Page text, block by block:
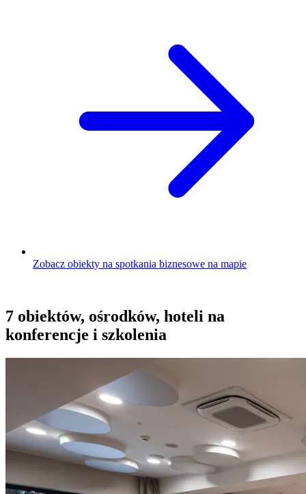
Zobacz obiekty na spotkania biznesowe na mapie
7 obiektów, ośrodków, hoteli na
konferencje i szkolenia